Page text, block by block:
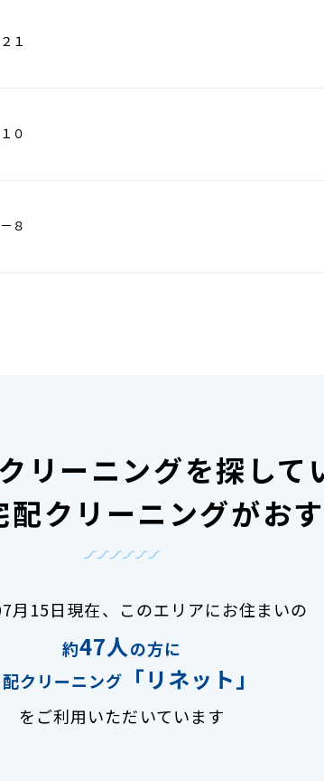
１
０
８
クリーニングを探して
配クリーニングがお
月15日現在、
このエリアにお住まいの
約47人の方に
クリーニング
「リネット」
をご利用いただいています